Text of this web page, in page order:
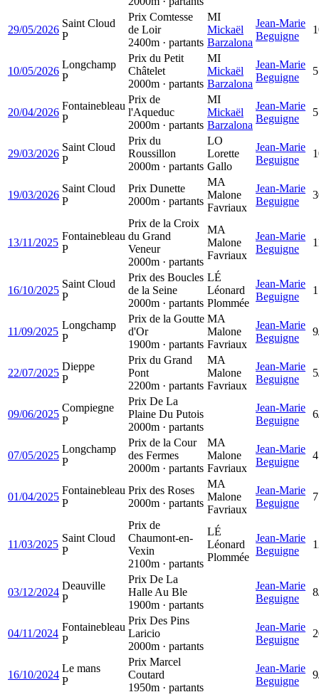
29/05/2026
Saint Cloud
P
Prix Comtesse
de Loir
2400m · partants
MI
Mickaël
Barzalona
Jean-Marie
Beguigne
10/05/2026
Longchamp
P
Prix du Petit
Châtelet
2000m · partants
MI
Mickaël
Barzalona
Jean-Marie
Beguigne
20/04/2026
Fontainebleau
P
Prix de
l'Aqueduc
2000m · partants
MI
Mickaël
Barzalona
Jean-Marie
Beguigne
29/03/2026
Saint Cloud
P
Prix du
Roussillon
2000m · partants
LO
Lorette
Gallo
Jean-Marie
Beguigne
19/03/2026
Saint Cloud
P
Prix Dunette
2000m · partants
MA
Malone
Favriaux
Jean-Marie
Beguigne
13/11/2025
Fontainebleau
P
Prix de la Croix
du Grand
Veneur
2000m · partants
MA
Malone
Favriaux
Jean-Marie
Beguigne
16/10/2025
Saint Cloud
P
Prix des Boucles
de la Seine
2000m · partants
LÉ
Léonard
Plommée
Jean-Marie
Beguigne
11/09/2025
Longchamp
P
Prix de la Goutte
d'Or
1900m · partants
MA
Malone
Favriaux
Jean-Marie
Beguigne
22/07/2025
Dieppe
P
Prix du Grand
Pont
2200m · partants
MA
Malone
Favriaux
Jean-Marie
Beguigne
09/06/2025
Compiegne
P
Prix De La
Plaine Du Putois
2000m · partants
Jean-Marie
Beguigne
07/05/2025
Longchamp
P
Prix de la Cour
des Fermes
2000m · partants
MA
Malone
Favriaux
Jean-Marie
Beguigne
01/04/2025
Fontainebleau
P
Prix des Roses
2000m · partants
MA
Malone
Favriaux
Jean-Marie
Beguigne
11/03/2025
Saint Cloud
P
Prix de
Chaumont-en-
Vexin
2100m · partants
LÉ
Léonard
Plommée
Jean-Marie
Beguigne
03/12/2024
Deauville
P
Prix De La
Halle Au Ble
1900m · partants
Jean-Marie
Beguigne
04/11/2024
Fontainebleau
P
Prix Des Pins
Laricio
2000m · partants
Jean-Marie
Beguigne
16/10/2024
Le mans
P
Prix Marcel
Coutard
1950m · partants
Jean-Marie
Beguigne